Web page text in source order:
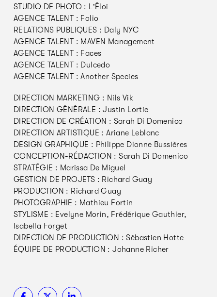
STUDIO DE PHOTO : L'Éloi
AGENCE TALENT : Folio
RELATIONS PUBLIQUES : Daly NYC
AGENCE TALENT : MAVEN Management
AGENCE TALENT : Faces
AGENCE TALENT : Dulcedo
AGENCE TALENT : Another Species
DIRECTION MARKETING : Nils Vik
DIRECTION GÉNÉRALE : Justin Lortie
DIRECTION DE CRÉATION : Sarah Di Domenico
DIRECTION ARTISTIQUE : Ariane Leblanc
DESIGN GRAPHIQUE : Philippe Dionne Bussières
CONCEPTION-RÉDACTION : Sarah Di Domenico
STRATÉGIE : Marissa De Miguel
GESTION DE PROJETS : Richard Guay
PRODUCTION : Richard Guay
PHOTOGRAPHIE : Mathieu Fortin
STYLISME : Evelyne Morin, Frédérique Gauthier,
Isabella Forget
DIRECTION DE PRODUCTION : Sébastien Hotte
ÉQUIPE DE PRODUCTION : Johanne Richer